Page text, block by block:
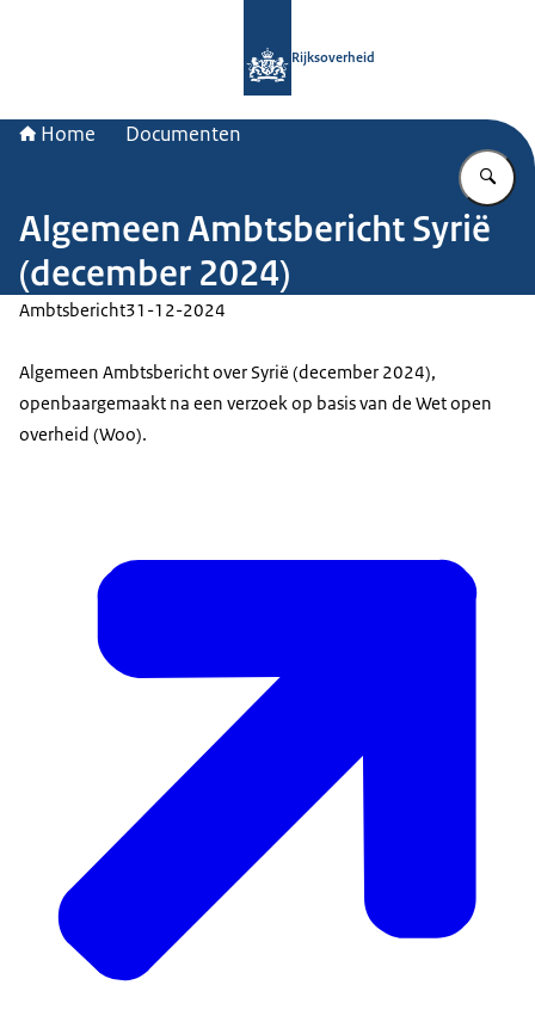
Rijksoverheid
Home Documenten
Algemeen Ambtsbericht Syrië
(december 2024)
Ambtsbericht31-12-2024
Algemeen Ambtsbericht over Syrië (december 2024),
openbaargemaakt na een verzoek op basis van de Wet open
overheid (Woo).